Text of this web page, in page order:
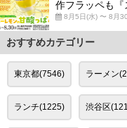
作フラッペも『
8月5日(水) 〜 8月
おすすめカテゴリー
東京都(7546) ラーメン
ランチ(1225) 渋谷区